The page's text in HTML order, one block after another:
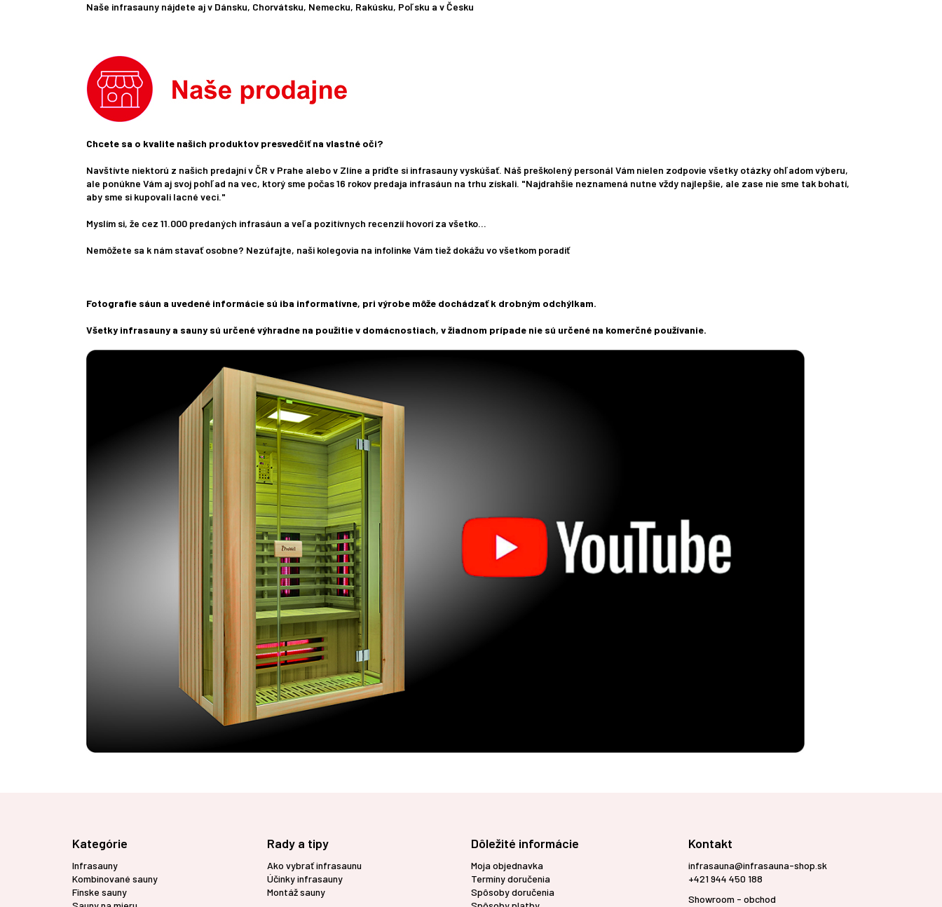
Naše infrasauny nájdete aj v Dánsku, Chorvátsku, Nemecku, Rakúsku, Poľsku a v Česku
Chcete sa o kvalite našich produktov presvedčiť na vlastné oči?
Navštívte niektorú z našich predajní v ČR v Prahe alebo v Zlíne a príďte si infrasauny vyskúšať. Náš preškolený personál Vám nielen zodpovie všetky otázky ohľadom výberu,
ale ponúkne Vám aj svoj pohľad na vec, ktorý sme počas 16 rokov predaja infrasáun na trhu získali. "Najdrahšie neznamená nutne vždy najlepšie, ale zase nie sme tak bohatí,
aby sme si kupovali lacné veci."
Myslím si, že cez 11.000 predaných infrasáun a veľa pozitívnych recenzií hovorí za všetko...
Nemôžete sa k nám stavať osobne? Nezúfajte, naši kolegovia na infolinke Vám tiež dokážu vo všetkom poradiť
Fotografie sáun a uvedené informácie sú iba informatívne, pri výrobe môže dochádzať k drobným odchýlkam.
Všetky infrasauny a sauny sú určené výhradne na použitie v domácnostiach, v žiadnom prípade nie sú určené na komerčné používanie.
Kategórie
Infrasauny
Kombinované sauny
Fínske sauny
Rady a tipy
Ako vybrať infrasaunu
Účinky infrasauny
Montáž sauny
Dôležité informácie
Moja objednavka
Termíny doručenia
Spôsoby doručenia
Kontakt
infrasauna@infrasauna-shop.sk
+421 944 450 188
Showroom - obchod